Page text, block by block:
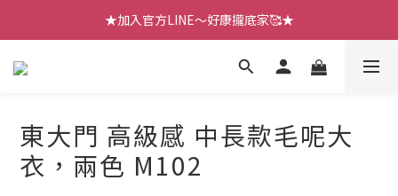
【七月新品】上架了!! 限時折扣優惠😍
★加入官方LINE～好康攏底家🥰★
【七月新品】上架了!! 限時折扣優惠😍
東大門 高級感 中長款毛呢大
衣，兩色 M102